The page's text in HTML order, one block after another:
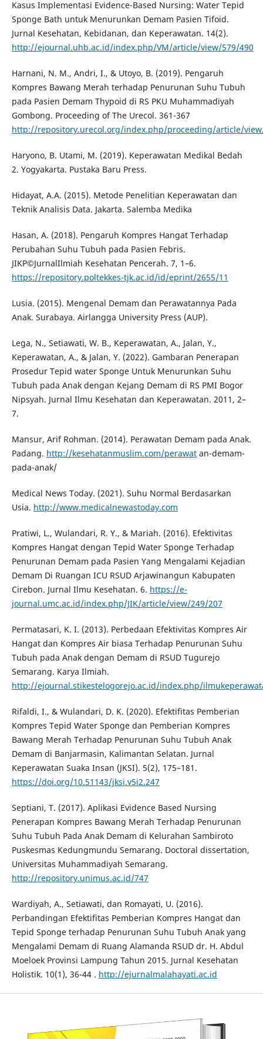
Kasus Implementasi Evidence-Based Nursing: Water Tepid
Sponge Bath untuk Menurunkan Demam Pasien Tifoid.
Jurnal Kesehatan, Kebidanan, dan Keperawatan. 14(2).
http://ejournal.uhb.ac.id/index.php/VM/article/view/579/490
Harnani, N. M., Andri, I., & Utoyo, B. (2019). Pengaruh
Kompres Bawang Merah terhadap Penurunan Suhu Tubuh
pada Pasien Demam Thypoid di RS PKU Muhammadiyah
Gombong. Proceeding of The Urecol. 361-367
http://repository.urecol.org/index.php/proceeding/article/
Haryono, B. Utami, M. (2019). Keperawatan Medikal Bedah
2. Yogyakarta. Pustaka Baru Press.
Hidayat, A.A. (2015). Metode Penelitian Keperawatan dan
Teknik Analisis Data. Jakarta. Salemba Medika
Hasan, A. (2018). Pengaruh Kompres Hangat Terhadap
Perubahan Suhu Tubuh pada Pasien Febris.
JIKP©JurnalIlmiah Kesehatan Pencerah. 7, 1–6.
https://repository.poltekkes-tjk.ac.id/id/eprint/2655/11
Lusia. (2015). Mengenal Demam dan Perawatannya Pada
Anak. Surabaya. Airlangga University Press (AUP).
Lega, N., Setiawati, W. B., Keperawatan, A., Jalan, Y.,
Keperawatan, A., & Jalan, Y. (2022). Gambaran Penerapan
Prosedur Tepid water Sponge Untuk Menurunkan Suhu
Tubuh pada Anak dengan Kejang Demam di RS PMI Bogor
Nipsyah. Jurnal Ilmu Kesehatan dan Keperawatan. 2011, 2–
7.
Mansur, Arif Rohman. (2014). Perawatan Demam pada Anak.
Padang. http://kesehatanmuslim.com/perawatan-demam-
pada-anak/
Medical News Today. (2021). Suhu Normal Berdasarkan
Usia. http://www.medicalnewastoday.com
Pratiwi, L., Wulandari, R. Y., & Mariah. (2016). Efektivitas
Kompres Hangat dengan Tepid Water Sponge Terhadap
Penurunan Demam pada Pasien Yang Mengalami Kejadian
Demam Di Ruangan ICU RSUD Arjawinangun Kabupaten
Cirebon. Jurnal Ilmu Kesehatan. 6. https://e-
journal.umc.ac.id/index.php/JIK/article/view/249/207
Permatasari, K. I. (2013). Perbedaan Efektivitas Kompres Air
Hangat dan Kompres Air biasa Terhadap Penurunan Suhu
Tubuh pada Anak dengan Demam di RSUD Tugurejo
Semarang. Karya Ilmiah.
http://ejournal.stikestelogorejo.ac.id/index.php/
Rifaldi, I., & Wulandari, D. K. (2020). Efektifitas Pemberian
Kompres Tepid Water Sponge dan Pemberian Kompres
Bawang Merah Terhadap Penurunan Suhu Tubuh Anak
Demam di Banjarmasin, Kalimantan Selatan. Jurnal
Keperawatan Suaka Insan (JKSI). 5(2), 175–181.
https://doi.org/10.51143/jksi.v5i2.247
Septiani, T. (2017). Aplikasi Evidence Based Nursing
Penerapan Kompres Bawang Merah Terhadap Penurunan
Suhu Tubuh Pada Anak Demam di Kelurahan Sambiroto
Puskesmas Kedungmundu Semarang. Doctoral dissertation,
Universitas Muhammadiyah Semarang.
http://repository.unimus.ac.id/747
Wardiyah, A., Setiawati, dan Romayati, U. (2016).
Perbandingan Efektifitas Pemberian Kompres Hangat dan
Tepid Sponge terhadap Penurunan Suhu Tubuh Anak yang
Mengalami Demam di Ruang Alamanda RSUD dr. H. Abdul
Moeloek Provinsi Lampung Tahun 2015. Jurnal Kesehatan
Holistik. 10(1), 36-44 . http://ejurnalmalahayati.ac.id